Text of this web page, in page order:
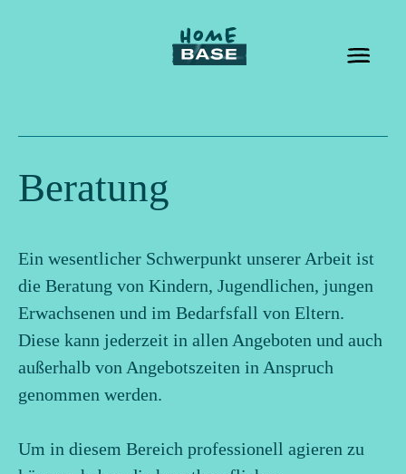
Beratung
Ein wesentlicher Schwerpunkt unserer Arbeit ist
die Beratung von Kindern, Jugendlichen, jungen
Erwachsenen und im Bedarfsfall von Eltern.
Diese kann jederzeit in allen Angeboten und auch
außerhalb von Angebotszeiten in Anspruch
genommen werden.
Um in diesem Bereich professionell agieren zu